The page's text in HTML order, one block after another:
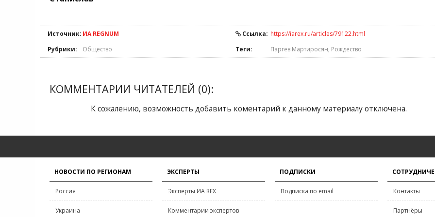
Источник: ИА REGNUM Ссылка: https://iarex.ru/articles/79122.html
Рубрики:
Общество Теги: Паргев Мартиросян, Рождество
КОММЕНТАРИИ ЧИТАТЕЛЕЙ (0):
К сожалению, возможность добавить коментарий к данному материалу отключена.
НОВОСТИ ПО РЕГИОНАМ
Россия
Украина
ЭКСПЕРТЫ
Эксперты ИА REX
Комментарии экспертов
ПОДПИСКИ
Подписка по email Контакты
Партнёры